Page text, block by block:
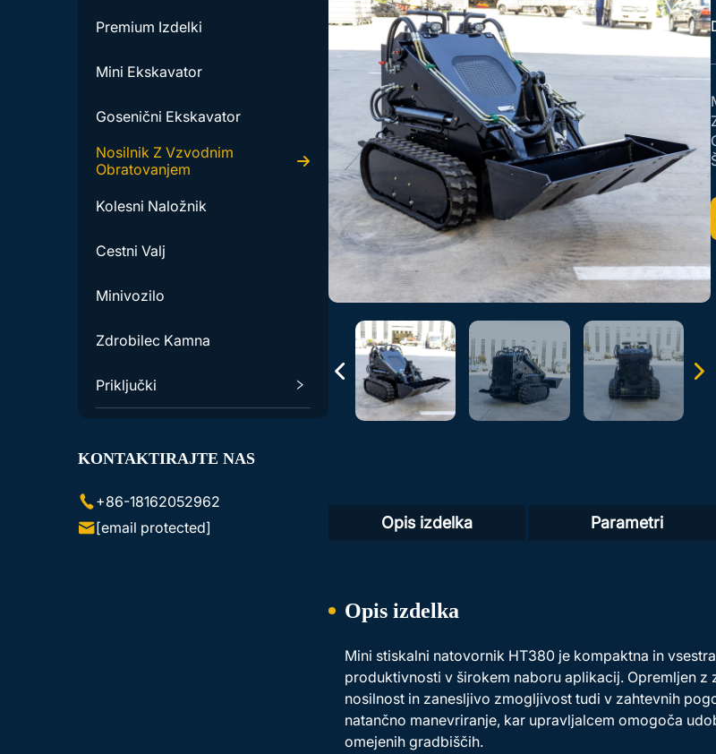
Premium Izdelki
Mini Ekskavator
Gosenični Ekskavator
Nosilnik Z Vzvodnim
Obratovanjem
Kolesni Naložnik
Cestni Valj
Minivozilo
Zdrobilec Kamna
Priključki
Lezajnike
KONTAKTIRAJTE NAS
+86-18162052962
[email protected]
Opis izdelka Parametri
Opis izdelka
Mini stiskalni natovornik HT380 je kompaktna in
produktivnosti v širokem naboru aplikacij. Opremljen
nosilnost in zanesljivo zmogljivost tudi v zahtevnih
natančno manevriranje, kar upravljalcem omogoča
omejenih gradbiščih.